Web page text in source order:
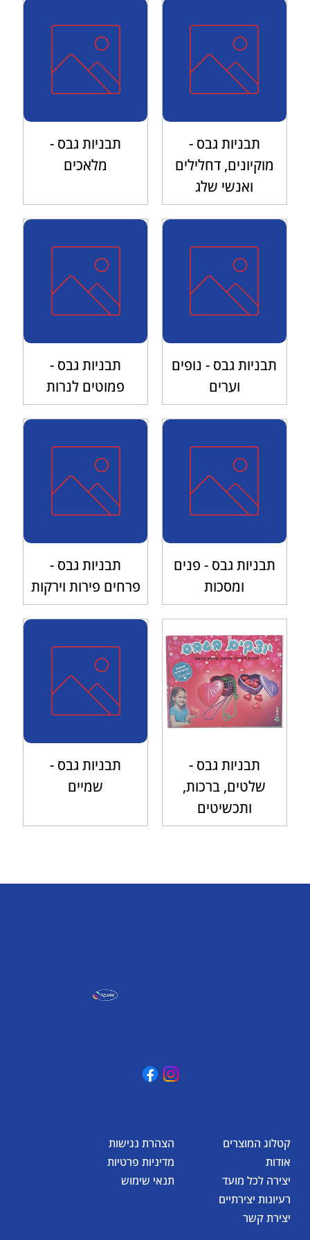
תבניות גבס -
מוקיונים, דחלילים
ואנשי שלג
תבניות גבס -
מלאכים
תבניות גבס - נופים
וערים
תבניות גבס -
פמוטים לנרות
תבניות גבס - פנים
ומסכות
תבניות גבס -
פרחים פירות וירקות
תבניות גבס -
שלטים, ברכות,
ותכשיטים
תבניות גבס -
שמיים
הצהרת נגישות
מדיניות פרטיות
תנאי שימוש
קטלוג המוצרים
אודות
יצירה לכל מועד
רעיונות יצירתיים
יצירת קשר